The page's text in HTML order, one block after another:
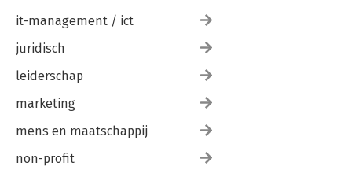
it-management / ict
juridisch
leiderschap
marketing
mens en maatschappij
non-profit